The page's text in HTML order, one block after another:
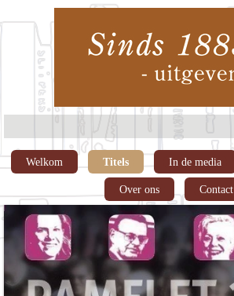
Welkom Titels In de media
Over ons Contact